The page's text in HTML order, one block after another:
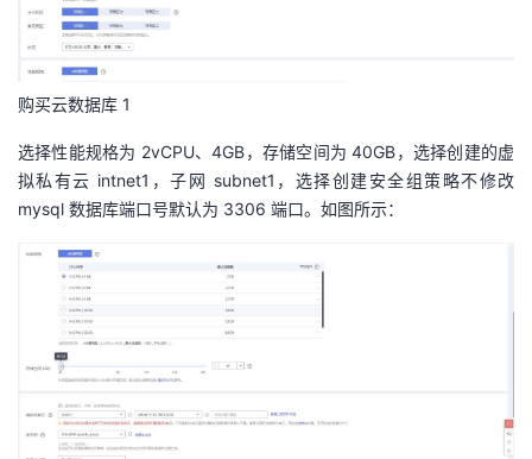
购买云数据库 1
选择性能规格为 2vCPU、4GB，存储空间为 40GB，选择创建的虚
拟私有云 intnet1，子网 subnet1，选择创建安全组策略不修改
mysql 数据库端口号默认为 3306 端口。如图所示：